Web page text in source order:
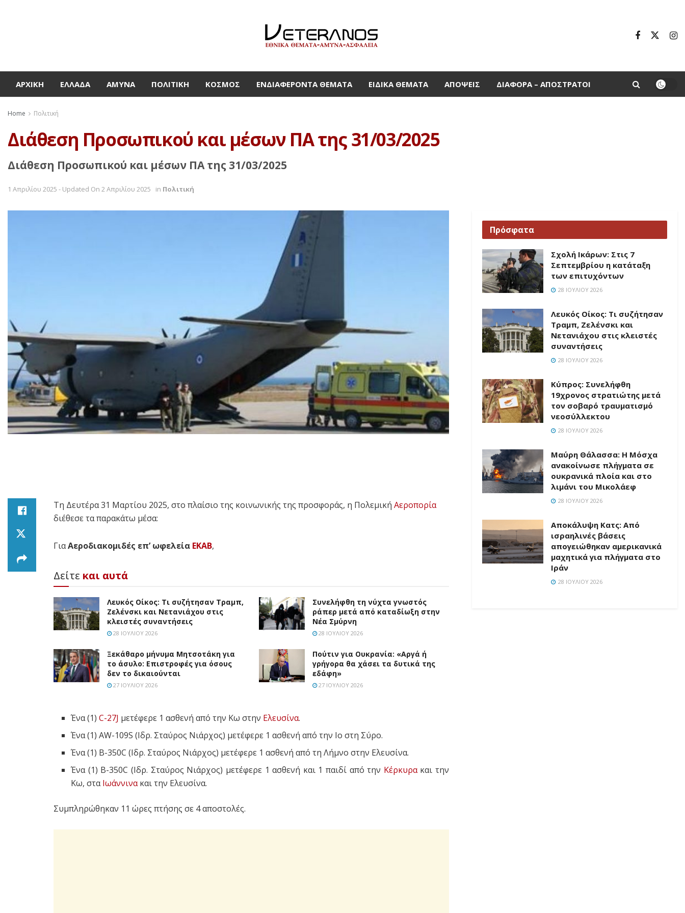
ΑΡΧΙΚΉ ΕΛΛΆΔΑ ΆΜΥΝΑ ΠΟΛΙΤΙΚΉ ΚΌΣΜΟΣ ΕΝΔΙΑΦΈΡΟΝΤΑ ΘΈΜΑΤΑ ΕΙΔΙΚΆ ΘΈΜΑΤΑ ΑΠΌΨΕΙΣ ΔΙΆΦΟΡΑ – ΑΠΌΣΤΡΑΤΟΙ
Home Πολιτική
Διάθεση Προσωπικού και μέσων ΠΑ της 31/03/2025
Διάθεση Προσωπικού και μέσων ΠΑ της 31/03/2025
1 Απριλίου 2025 - Updated On 2 Απριλίου 2025 in Πολιτική
Τη Δευτέρα 31 Μαρτίου 2025, στο πλαίσιο της κοινωνικής της προσφοράς, η Πολεμική Αεροπορία
διέθεσε τα παρακάτω μέσα:
ΓιαΑεροδιακομιδές επ’ ωφελεία ΕΚΑΒ,
Δείτε και αυτά
Λευκός Οίκος: Τι συζήτησαν Τραμπ,
Ζελένσκι και Νετανιάχου στις
κλειστές συναντήσεις
28 ΙΟΥΛΊΟΥ 2026
Συνελήφθη τη νύχτα γνωστός
ράπερ μετά από καταδίωξη στην
Νέα Σμύρνη
28 ΙΟΥΛΊΟΥ 2026
Ξεκάθαρο μήνυμα Μητσοτάκη για
το άσυλο: Επιστροφές για όσους
δεν το δικαιούνται
27 ΙΟΥΛΊΟΥ 2026
Πούτιν για Ουκρανία: «Αργά ή
γρήγορα θα χάσει τα δυτικά της
εδάφη»
27 ΙΟΥΛΊΟΥ 2026
Ένα (1)C-27J μετέφερε 1 ασθενή από την Κω στην Ελευσίνα.
Ένα (1) AW-109S (Ιδρ. Σταύρος Νιάρχος) μετέφερε 1 ασθενή από την Ιο στη Σύρο.
Ένα (1) B-350C (Ιδρ. Σταύρος Νιάρχος) μετέφερε 1 ασθενή από τη Λήμνο στην Ελευσίνα.
Ένα (1) B-350C (Ιδρ. Σταύρος Νιάρχος) μετέφερε 1 ασθενή και 1 παιδί από την Κέρκυρακαι την
Κω, σταΙωάννινακαι την Ελευσίνα.
Συμπληρώθηκαν 11 ώρες πτήσης σε 4 αποστολές.
Πρόσφατα
Σχολή Ικάρων: Στις 7
Σεπτεμβρίου η κατάταξη
των επιτυχόντων
28 ΙΟΥΛΊΟΥ 2026
Λευκός Οίκος: Τι συζήτησαν
Τραμπ, Ζελένσκι και
Νετανιάχου στις κλειστές
συναντήσεις
28 ΙΟΥΛΊΟΥ 2026
Κύπρος: Συνελήφθη
19χρονος στρατιώτης μετά
τον σοβαρό τραυματισμό
νεοσύλλεκτου
28 ΙΟΥΛΊΟΥ 2026
Μαύρη Θάλασσα: Η Μόσχα
ανακοίνωσε πλήγματα σε
ουκρανικά πλοία και στο
λιμάνι του Μικολάεφ
28 ΙΟΥΛΊΟΥ 2026
Αποκάλυψη Κατς: Από
ισραηλινές βάσεις
απογειώθηκαν αμερικανικά
μαχητικά για πλήγματα στο
Ιράν
28 ΙΟΥΛΊΟΥ 2026